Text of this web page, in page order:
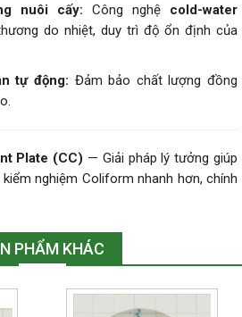
nuôi cấy: Công nghệ cold-water
do nhiệt, duy trì độ ổn định của
tự động: Đảm bảo chất lượng đồng
Plate (CC) — Giải pháp lý tưởng giúp
nghiệm Coliform nhanh hơn, chính
PHẨM KHÁC